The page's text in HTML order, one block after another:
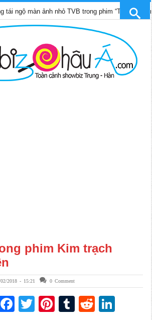
ảnh nhỏ TVB trong phim “Trinh sát hình sự 12”
phim Kim trạch
2018 - 15:21 0 Comment
Facebook
TwitterPinterest
TumblrReddit